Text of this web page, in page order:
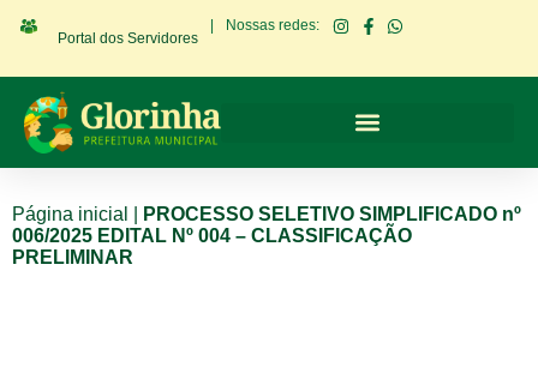
Portal dos Servidores
Nossas redes:
Página inicial
PROCESSO SELETIVO SIMPLIFICADO nº
006/2025 EDITAL Nº 004 – CLASSIFICAÇÃO
PRELIMINAR